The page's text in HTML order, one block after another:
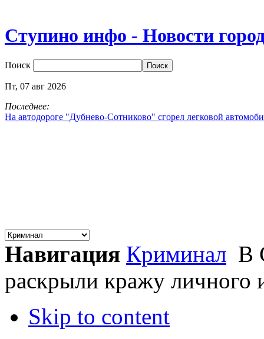
Ступино инфо - Новости
Поиск
Пт, 07 авг 2026
Последнее:
На автодороге "Дубнево‑Сотниково" сгорел легковой
Навигация Криминал В
раскрыли кражу личного
Skip to content